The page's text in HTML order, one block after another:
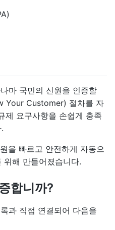
마 국민의 신원을 인증할
Your Customer) 절차를 자
제 요구사항을 손쉽게 충족
을 빠르고 안전하게 자동으
위해 만들어졌습니다.
합니까?
과 직접 연결되어 다음을